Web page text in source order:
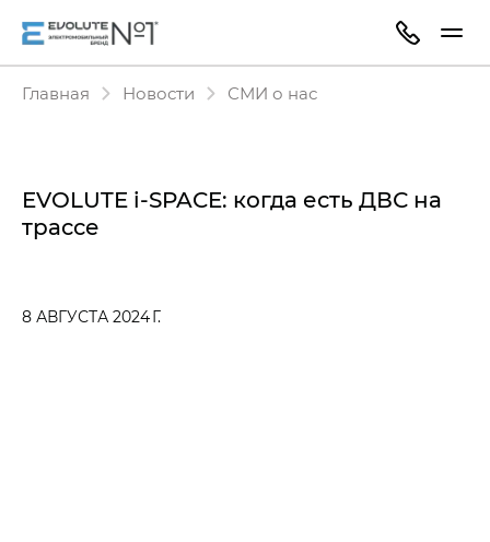
Главная Новости СМИ о нас
EVOLUTE i‑SPACE: когда есть ДВС на
трассе
8 АВГУСТА 2024 Г.